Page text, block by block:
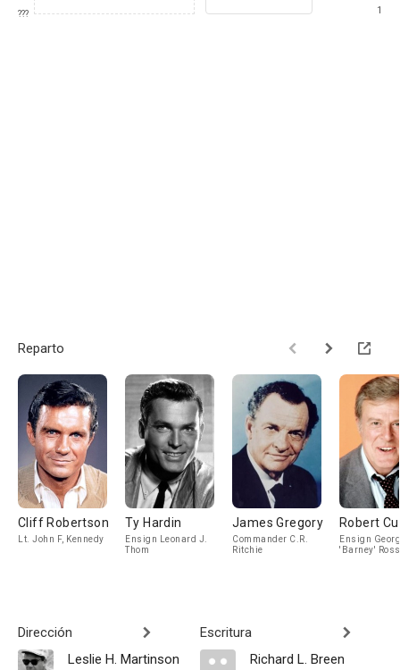
???
1
Reparto
Cliff Robertson
Lt. John F, Kennedy
Ty Hardin
Ensign Leonard J.
Thom
James Gregory
Commander C.R.
Ritchie
Robert
Ensign
'Barney' Ross
Dirección
Leslie H. Martinson
Escritura
Richard L. Breen